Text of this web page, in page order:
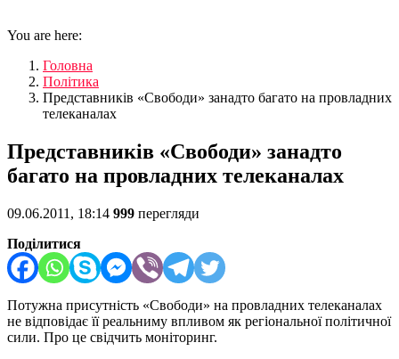
You are here:
Головна
Політика
Представників «Свободи» занадто багато на провладних
телеканалах
Представників «Свободи» занадто
багато на провладних телеканалах
09.06.2011, 18:14 999 перегляди
Поділитися
Потужна присутність «Свободи» на провладних телеканалах
не відповідає її реальниму впливом як регіональної політичної
сили. Про це свідчить моніторинг.